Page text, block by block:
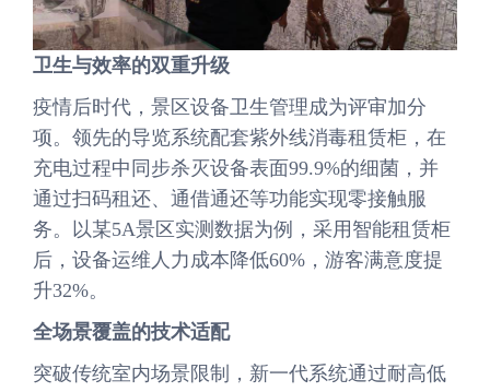
卫生与效率的双重升级
疫情后时代，景区设备卫生管理成为评审加分
项。领先的导览系统配套紫外线消毒租赁柜，在
充电过程中同步杀灭设备表面99.9%的细菌，并
通过扫码租还、通借通还等功能实现零接触服
务。以某5A景区实测数据为例，采用智能租赁柜
后，设备运维人力成本降低60%，游客满意度提
升32%。
全场景覆盖的技术适配
突破传统室内场景限制，新一代系统通过耐高低